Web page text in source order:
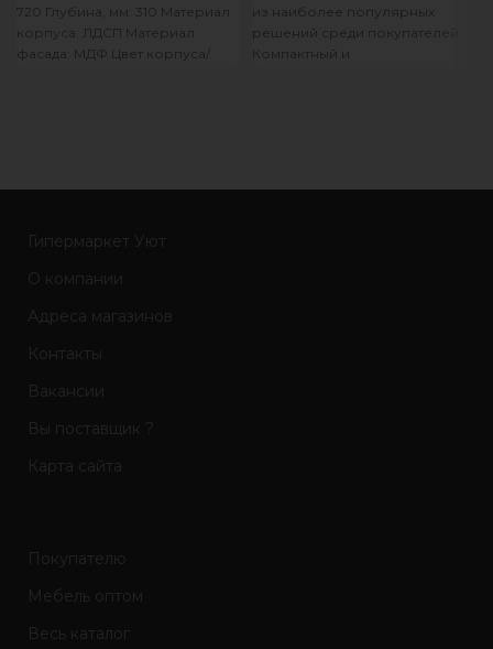
720 Глубина, мм: 310 Материал
корпуса: ЛДСП Материал
фасада: МДФ Цвет корпуса/
из наиболее популярных
решений среди покупателей.
Компактный и
Гипермаркет Уют
О компании
Адреса магазинов
Контакты
Вакансии
Вы поставщик ?
Карта сайта
Покупателю
Мебель оптом
Весь каталог